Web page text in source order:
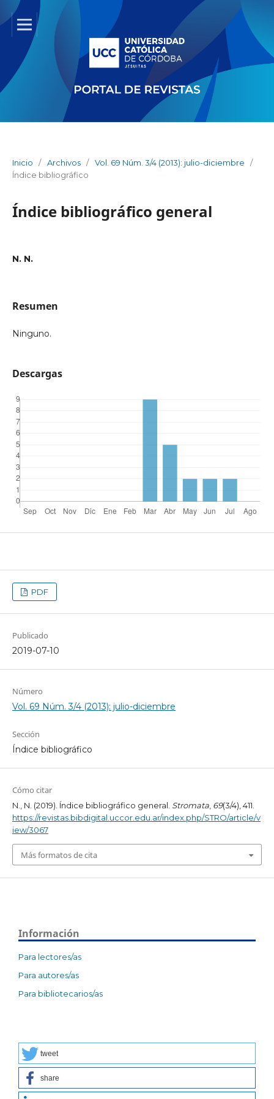
Inicio / Archivos / Vol. 69 Núm. 3/4 (2013): julio-diciembre
/
Índice bibliográfico
Índice bibliográfico general
N. N.
Resumen
Ninguno.
Descargas
PDF
Publicado
2019-07-10
Número
Vol. 69 Núm. 3/4 (2013): julio-diciembre
Sección
Índice bibliográfico
Cómo citar
N., N. (2019). Índice bibliográfico general. Stromata, 69(3/4), 411.
https://revistas.bibdigital.uccor.edu.ar/index.php/STRO/article/v
iew/3067
Más formatos de cita
Información
Para lectores/as
Para autores/as
Para bibliotecarios/as
tweet
share